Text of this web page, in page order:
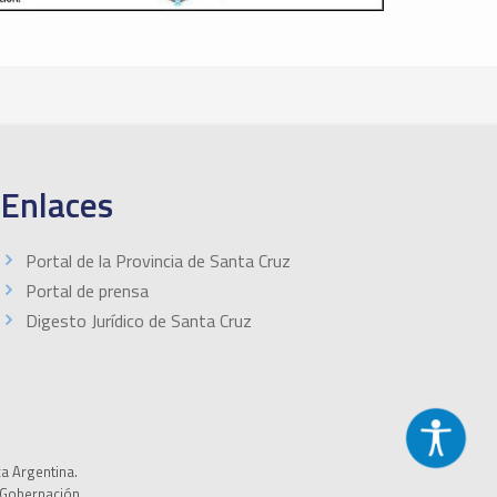
Enlaces
Portal de la Provincia de Santa Cruz
Portal de prensa
Digesto Jurídico de Santa Cruz
Argentina.